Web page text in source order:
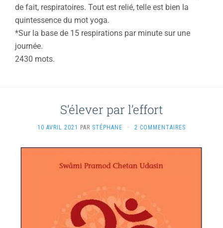
de fait, respiratoires. Tout est relié, telle est bien la
quintessence du mot yoga.
*Sur la base de 15 respirations par minute sur une
journée.
2430 mots.
S’élever par l’effort
10 AVRIL 2021 PAR STÉPHANE · 2 COMMENTAIRES